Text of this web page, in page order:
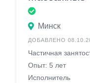
Минск
ДОБАВЛЕНО
Частичная
Опыт: 5 лет
Исполнитель